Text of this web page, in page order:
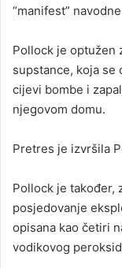
“manifest”
Pollock je optužen
supstance, koja se
cijevi bombe i
njegovom domu.
Pretres je izvršila
Pollock je također,
posjedovanje
opisana kao četiri
vodikovog